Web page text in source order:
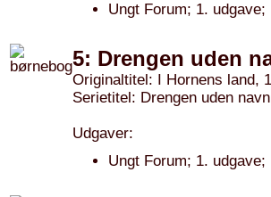
Ungt Forum; 1. udgave;
5: Drengen uden
Originaltitel: I Hornens land,
Serietitel: Drengen uden
Udgaver:
Ungt Forum; 1. udgave;